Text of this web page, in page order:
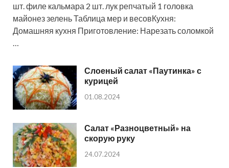
шт. филе кальмара 2 шт. лук репчатый 1 головка
майонез зелень Таблица мер и весовКухня:
Домашняя кухня Приготовление: Нарезать соломкой
Слоеный салат «Паутинка» с
курицей
01.08.2024
Салат «Разноцветный» на
скорую руку
24.07.2024